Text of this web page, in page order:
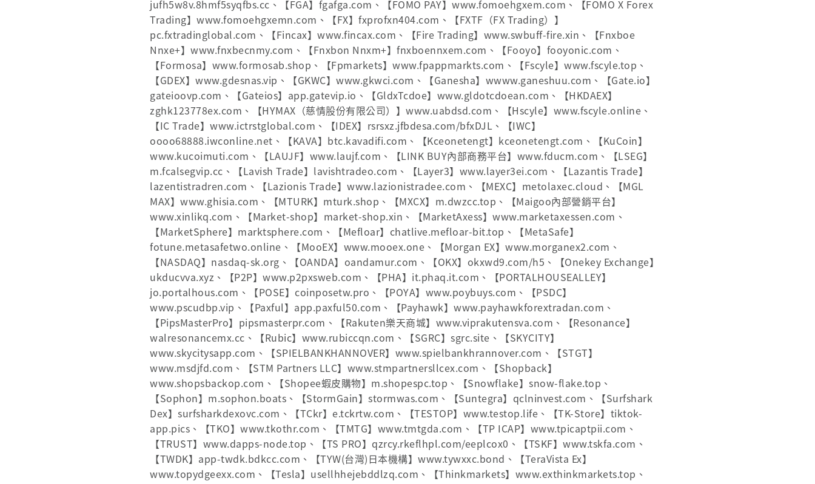
jufh5w8v.8hmf5syqfbs.cc、【FGA】fgafga.com、【FOMO PAY】www.fomoehgxem.com、【FOMO X Forex
Trading】www.fomoehgxemn.com、【FX】fxprofxn404.com、【FXTF（FX Trading）】
pc.fxtradinglobal.com、【Fincax】www.fincax.com、【Fire Trading】www.swbuff-fire.xin、【Fnxboe
Nnxe+】www.fnxbecnmy.com、【Fnxbon Nnxm+】fnxboennxem.com、【Fooyo】fooyonic.com、
【Formosa】www.formosab.shop、【Fpmarkets】www.fpappmarkts.com、【Fscyle】www.fscyle.top、
【GDEX】www.gdesnas.vip、【GKWC】www.gkwci.com、【Ganesha】wwww.ganeshuu.com、【Gate.io】
gateioovp.com、【Gateios】app.gatevip.io、【GldxTcdoe】www.gldotcdoean.com、【HKDAEX】
zghk123778ex.com、【HYMAX（慈情股份有限公司）】www.uabdsd.com、【Hscyle】www.fscyle.online、
【IC Trade】www.ictrstglobal.com、【IDEX】rsrsxz.jfbdesa.com/bfxDJL、【IWC】
oooo68888.iwconline.net、【KAVA】btc.kavadifi.com、【Kceonetengt】kceonetengt.com、【KuCoin】
www.kucoimuti.com、【LAUJF】www.laujf.com、【LINK BUY內部商務平台】www.fducm.com、【LSEG】
m.fcalsegvip.cc、【Lavish Trade】lavishtradeo.com、【Layer3】www.layer3ei.com、【Lazantis Trade】
lazentistradren.com、【Lazionis Trade】www.lazionistradee.com、【MEXC】metolaxec.cloud、【MGL
MAX】www.ghisia.com、【MTURK】mturk.shop、【MXCX】m.dwzcc.top、【Maigoo內部營銷平台】
www.xinlikq.com、【Market-shop】market-shop.xin、【MarketAxess】www.marketaxessen.com、
【MarketSphere】marktsphere.com、【Mefloar】chatlive.mefloar-bit.top、【MetaSafe】
fotune.metasafetwo.online、【MooEX】www.mooex.one、【Morgan EX】www.morganex2.com、
【NASDAQ】nasdaq-sk.org、【OANDA】oandamur.com、【OKX】okxwd9.com/h5、【Onekey Exchange】
ukducvva.xyz、【P2P】www.p2pxsweb.com、【PHA】it.phaq.it.com、【PORTALHOUSEALLEY】
jo.portalhous.com、【POSE】coinposetw.pro、【POYA】www.poybuys.com、【PSDC】
www.pscudbp.vip、【Paxful】app.paxful50.com、【Payhawk】www.payhawkforextradan.com、
【PipsMasterPro】pipsmasterpr.com、【Rakuten樂天商城】www.viprakutensva.com、【Resonance】
walresonancemx.cc、【Rubic】www.rubiccqn.com、【SGRC】sgrc.site、【SKYCITY】
www.skycitysapp.com、【SPIELBANKHANNOVER】www.spielbankhrannover.com、【STGT】
www.msdjfd.com、【STM Partners LLC】www.stmpartnersllcex.com、【Shopback】
www.shopsbackop.com、【Shopee蝦皮購物】m.shopespc.top、【Snowflake】snow-flake.top、
【Sophon】m.sophon.boats、【StormGain】stormwas.com、【Suntegra】qclninvest.com、【Surfshark
Dex】surfsharkdexovc.com、【TCkr】e.tckrtw.com、【TESTOP】www.testop.life、【TK-Store】tiktok-
app.pics、【TKO】www.tkothr.com、【TMTG】www.tmtgda.com、【TP ICAP】www.tpicaptpii.com、
【TRUST】www.dapps-node.top、【TS PRO】qzrcy.rkeflhpl.com/eeplcox0、【TSKF】www.tskfa.com、
【TWDK】app-twdk.bdkcc.com、【TYW(台灣)日本機構】www.tywxxc.bond、【TeraVista Ex】
www.topydgeexx.com、【Tesla】usellhhejebddlzq.com、【Thinkmarkets】www.exthinkmarkets.top、